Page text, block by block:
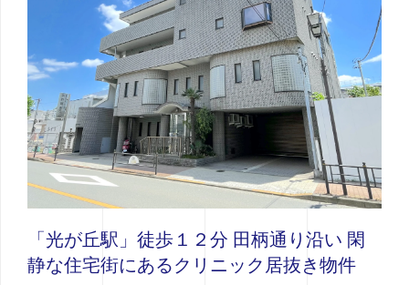
「光が丘駅」徒歩１２分 田柄通り沿い 閑
静な住宅街にあるクリニック居抜き物件